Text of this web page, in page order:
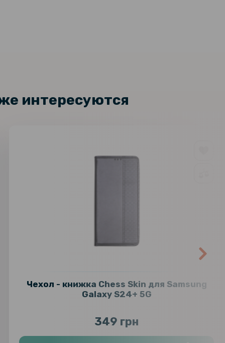
интересуются
Чехол - книжка Chess Skin для Samsung
Galaxy S24+ 5G
349 грн